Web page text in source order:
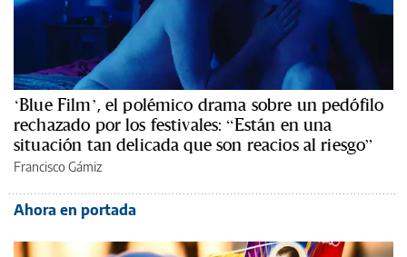
‘Blue Film’, el polémico drama sobre un pedófilo
rechazado por los festivales: “Están en una
situación tan delicada que son reacios al riesgo”
Francisco Gámiz
Ahora en portada